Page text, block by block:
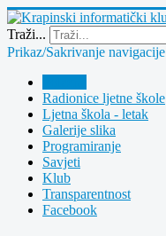
Traži...
Prikaz/Sakrivanje navigacije
Radionice ljetne škole
Ljetna škola - letak
Galerije slika
Programiranje
Savjeti
Klub
Transparentnost
Facebook
Year
Month
Year
Month